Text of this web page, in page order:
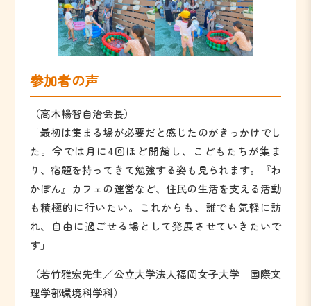
参加者の声
（高木暢智自治会長）
「最初は集まる場が必要だと感じたのがきっかけでし
た。今では月に4回ほど開館し、こどもたちが集ま
り、宿題を持ってきて勉強する姿も見られます。『わ
かぼん』カフェの運営など、住民の生活を支える活動
も積極的に行いたい。これからも、誰でも気軽に訪
れ、自由に過ごせる場として発展させていきたいで
す」
（若竹雅宏先生／公立大学法人福岡女子大学 国際文
理学部環境科学科）